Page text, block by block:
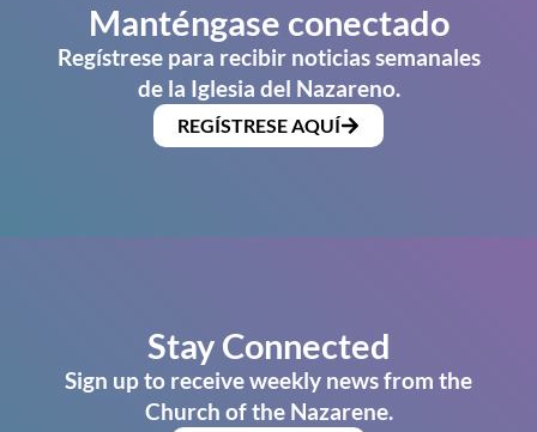
Manténgase conectado
Regístrese para recibir noticias semanales
de la Iglesia del Nazareno.
REGÍSTRESE AQUÍ
Stay Connected
Sign up to receive weekly news from the
Church of the Nazarene.